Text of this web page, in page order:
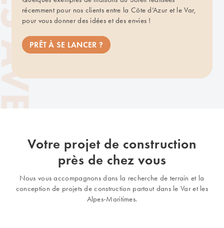
récemment pour nos clients entre la Côte d’Azur et le Var,
pour vous donner des idées et des envies !
PRÊT À SE LANCER ?
Votre projet de construction
près de chez vous
Nous vous accompagnons dans la recherche de terrain et la
conception de projets de construction partout dans le Var et les
Alpes-Maritimes.